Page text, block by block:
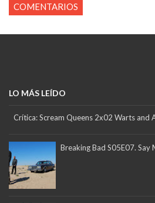
COMENTARIOS
LO MÁS LEÍDO
Crítica: Scream Queens 2x02 Warts and
Breaking Bad S05E07. Say